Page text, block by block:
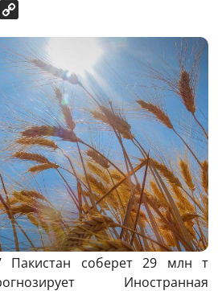
Email
Пакистан соберет 29 млн т
Иностранная